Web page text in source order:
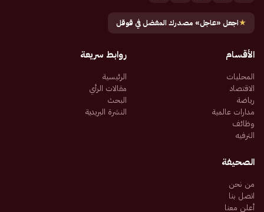
★اجعل «عاجل» مصدرك المفضل في قوقل
الأقسام
المحليات
الاقتصاد
رياضة
مدارات عالمية
وظائف
الترفيه
روابط سريعة
الرئيسية
مقالات الرأي
البحث
النشرة البريدية
الصحيفة
من نحن
اتصل بنا
أعلن معنا